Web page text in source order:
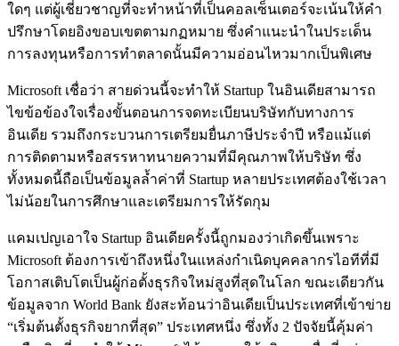
ใดๆ แต่ผู้เชี่ยวชาญที่จะทำหน้าที่เป็นคอลเซ็นเตอร์จะเน้นให้คำ
ปรึกษาโดยอิงขอบเขตตามกฏหมาย ซึ่งคำแนะนำในประเด็น
การลงทุนหรือการทำตลาดนั้นมีความอ่อนไหวมากเป็นพิเศษ
Microsoft เชื่อว่า สายด่วนนี้จะทำให้ Startup ในอินเดียสามารถ
ไขข้อข้องใจเรื่องขั้นตอนการจดทะเบียนบริษัทกับทางการ
อินเดีย รวมถึงกระบวนการเตรียมยื่นภาษีประจำปี หรือแม้แต่
การติดตามหรือสรรหาทนายความที่มีคุณภาพให้บริษัท ซึ่ง
ทั้งหมดนี้ถือเป็นข้อมูลล้ำค่าที่ Startup หลายประเทศต้องใช้เวลา
ไม่น้อยในการศึกษาและเตรียมการให้รัดกุม
แคมเปญเอาใจ Startup อินเดียครั้งนี้ถูกมองว่าเกิดขึ้นเพราะ
Microsoft ต้องการเข้าถึงหนึ่งในแหล่งกำเนิดบุคคลากรไอทีที่มี
โอกาสเติบโตเป็นผู้ก่อตั้งธุรกิจใหม่สูงที่สุดในโลก ขณะเดียวกัน
ข้อมูลจาก World Bank ยังสะท้อนว่าอินเดียเป็นประเทศที่เข้าข่าย
“เริ่มต้นตั้งธุรกิจยากที่สุด” ประเทศหนึ่ง ซึ่งทั้ง 2 ปัจจัยนี้คุ้มค่า